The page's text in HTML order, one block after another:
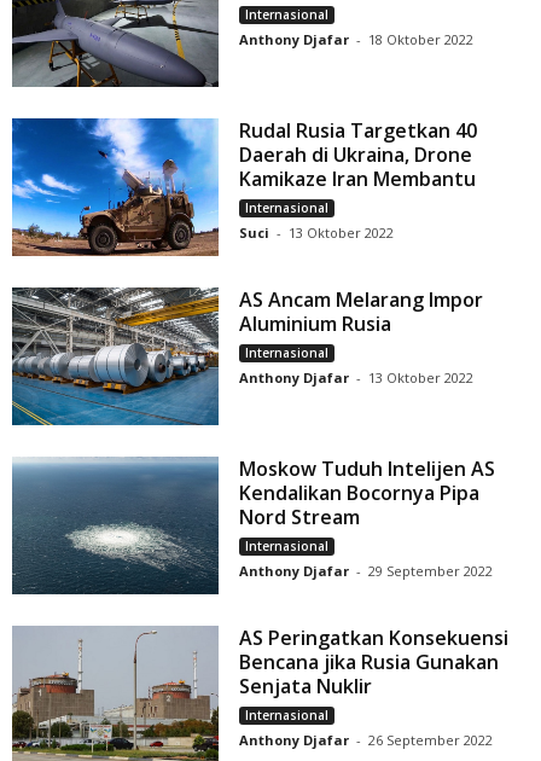
Internasional
Anthony Djafar - 18 Oktober 2022
Rudal Rusia Targetkan 40
Daerah di Ukraina, Drone
Kamikaze Iran Membantu
Internasional
Suci - 13 Oktober 2022
AS Ancam Melarang Impor
Aluminium Rusia
Internasional
Anthony Djafar - 13 Oktober 2022
Moskow Tuduh Intelijen AS
Kendalikan Bocornya Pipa
Nord Stream
Internasional
Anthony Djafar - 29 September 2022
AS Peringatkan Konsekuensi
Bencana jika Rusia Gunakan
Senjata Nuklir
Internasional
Anthony Djafar - 26 September 2022